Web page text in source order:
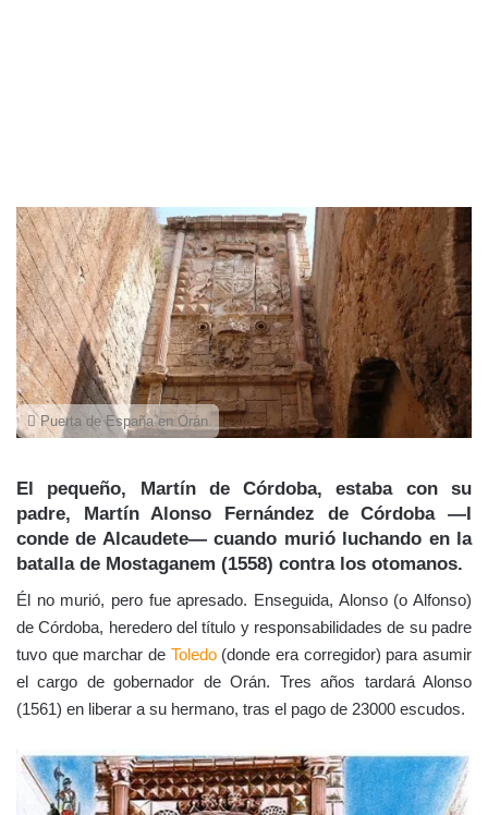
Puerta de España en Orán
El pequeño, Martín de Córdoba, estaba con su
padre, Martín Alonso Fernández de Córdoba —I
conde de Alcaudete— cuando murió luchando en la
batalla de Mostaganem (1558) contra los otomanos.
Él no murió, pero fue apresado. Enseguida, Alonso (o Alfonso)
de Córdoba, heredero del título y responsabilidades de su padre
tuvo que marchar de Toledo(donde era corregidor) para asumir
el cargo de gobernador de Orán. Tres años tardará Alonso
(1561) en liberar a su hermano, tras el pago de 23000 escudos.